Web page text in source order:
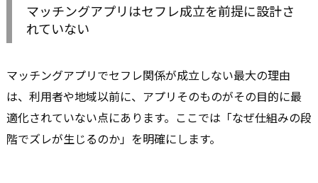
マッチングアプリはセフレ成立を前提に設計さ
れていない
マッチングアプリでセフレ関係が成立しない最大の理由
は、利用者や地域以前に、アプリそのものがその目的に最
適化されていない点にあります。ここでは「なぜ仕組みの段
階でズレが生じるのか」を明確にします。